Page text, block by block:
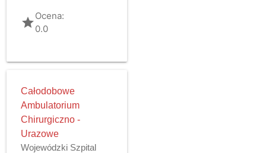
gradeOcena:
0.0
Całodobowe
Ambulatorium
Chirurgiczno -
Urazowe
Wojewódzki Szpital